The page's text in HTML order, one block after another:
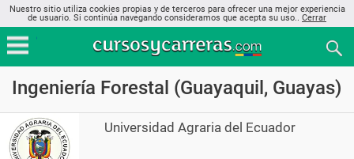
Nuestro sitio utiliza cookies propias y de terceros para ofrecer una mejor experiencia
de usuario. Si continúa navegando consideramos que acepta su uso.. Cerrar
Ingeniería Forestal (Guayaquil, Guayas)
Universidad Agraria del Ecuador